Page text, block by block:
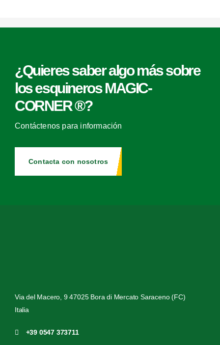
¿Quieres saber algo más sobre
los esquineros MAGIC-
CORNER ®?
Contáctenos para información
Contacta con nosotros
Via del Macero, 9 47025 Bora di Mercato Saraceno (FC)
Italia
+39 0547 373711